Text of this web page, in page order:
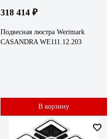
318 414 ₽
Подвесная люстра Wertmark
CASANDRA WE111.12.203
В корзину